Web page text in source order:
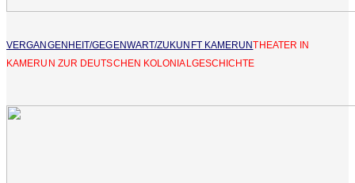
VERGANGENHEIT/GEGENWART/ZUKUNFT KAMERUNTHEATER IN
KAMERUN ZUR DEUTSCHEN KOLONIALGESCHICHTE